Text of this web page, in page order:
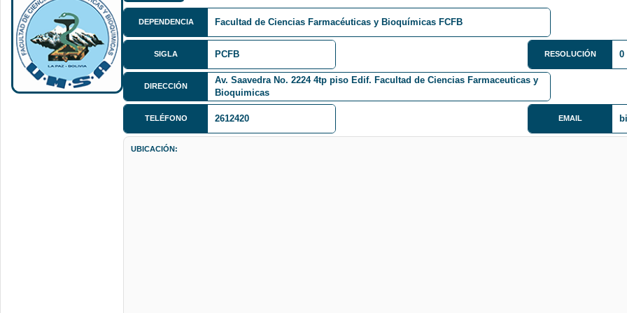
DEPENDENCIA Facultad de Ciencias Farmacéuticas y Bioquímicas FCFB
SIGLA PCFB RESOLUCIÓN 0
DIRECCIÓN
Av. Saavedra No. 2224 4tp piso Edif. Facultad de Ciencias Farmaceuticas y
Bioquimicas
TELÉFONO 2612420 EMAIL
UBICACIÓN: